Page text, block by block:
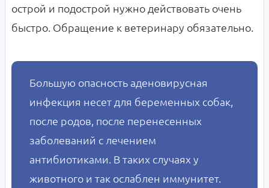
острой и подострой нужно действовать очень
быстро. Обращение к ветеринару обязательно.
Большую опасность аденовирусная
инфекция несет для беременных собак,
после родов, после перенесенных
заболеваний с лечением
антибиотиками. В таких случаях у
животного и так ослаблен иммунитет.